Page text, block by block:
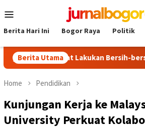
to
Menu
Berita Hari Ini Bogor Raya Politik
Berita Utama
Lakukan Bersih-bersih Sungai di
Home Pendidikan
Kunjungan Kerja ke
University Perkuat